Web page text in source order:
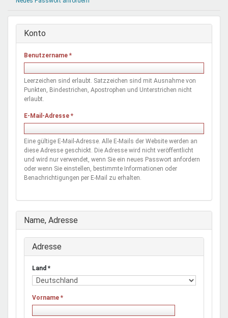
Schule & Beruf
Demokratie & Beteiligung
Konto
Benutzername *
Leerzeichen sind erlaubt. Satzzeichen sind mit Ausnahme von
Punkten, Bindestrichen, Apostrophen und Unterstrichen nicht
erlaubt.
E-Mail-Adresse *
Eine gültige E-Mail-Adresse. Alle E-Mails der Website werden an
diese Adresse geschickt. Die Adresse wird nicht veröffentlicht
und wird nur verwendet, wenn Sie ein neues Passwort anfordern
oder wenn Sie einstellen, bestimmte Informationen oder
Benachrichtigungen per E-Mail zu erhalten.
Ausblenden
Name, Adresse
Adresse
Land *
Vorname *